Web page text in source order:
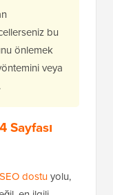
ana
bu
önlemek
veya
Sayfası